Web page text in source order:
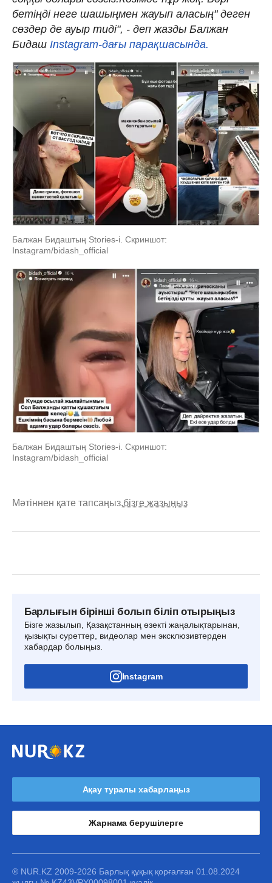
бетіңді неге шашыңмен жауып аласың" деген
сөздер де ауыр тиді", - деп жазды Балжан
Бидаш Instagram-дағы парақшасында.
Балжан Бидаштың Stories-i. Скриншот:
Instagram/bidash_official
Балжан Бидаштың Stories-i. Скриншот:
Instagram/bidash_official
Мәтіннен қате тапсаңыз,бізге жазыңыз
Барлығын бірінші болып біліп отырыңыз
Бізге жазылып, Қазақстанның өзекті жаңалықтарынан,
қызықты суреттер, видеолар мен эксклюзивтерден
хабардар болыңыз.
Instagram
Ақау туралы хабарлаңыз
Жарнама берушілерге
® NUR.KZ 2009-2026 Барлық құқық қорғалған 01.08.2024